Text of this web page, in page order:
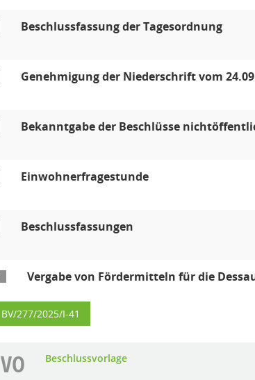
Beschlussfassung der Tagesordnung
Genehmigung der Niederschrift vom
Bekanntgabe der Beschlüsse
Einwohnerfragestunde
Beschlussfassungen
Vergabe von Fördermitteln für die
BV/277/2025/I-41
VO Beschlussvorlage